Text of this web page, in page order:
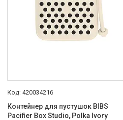
420034216
Контейнер для пустушок BIBS
Pacifier Box Studio, Polka Ivory